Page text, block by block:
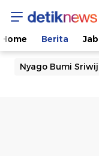
Home Berita
Nyago Bumi